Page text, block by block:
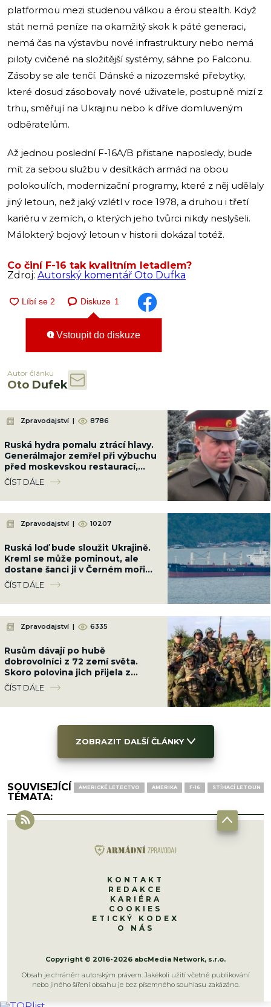
platformou mezi studenou válkou a érou stealth. Když
stát nemá peníze na okamžitý skok k páté generaci,
nemá čas na výstavbu nové infrastruktury nebo nemá
piloty cvičené na složitější systémy, sáhne po Falconu.
Zásoby se ale tenčí. Dánské a nizozemské přebytky,
které dosud zásobovaly nové uživatele, postupně mizí z
trhu, směřují na Ukrajinu nebo k dříve domluveným
odběratelům.
Až jednou poslední F-16A/B přistane naposledy, bude
mít za sebou službu v desítkách armád na obou
polokoulích, modernizační programy, které z něj udělaly
jiný letoun, než jaký vzlétl v roce 1978, a druhou i třetí
kariéru v zemích, o kterých jeho tvůrci nikdy neslyšeli.
Málokterý bojový letoun v historii dokázal totéž.
Co činí F-16 tak kvalitním letadlem?
Zdroj: Autorský komentář Oto Dufka
Diskuze 1
Vstoupit do diskuze
Autor článku
Oto Dufek
Zpravodajství | 8786
Ruská hydra pomalu ztrácí hlavy.
Generálmajor zemřel při výbuchu
před moskevskou restaurací,
když slavil narozeniny šéfa
vzdušných sil
ČÍST DÁLE
Zpravodajství | 10207
Ruská loď bude sloužit Ukrajině.
Kreml se může pominout, ale
dostane šanci ji v Černém moři
potopit
ČÍST DÁLE
Zpravodajství | 6335
Rusům dávají po hubě
dobrovolníci z 72 zemí světa.
Skoro polovina jich přijela z
Latinské Ameriky
ČÍST DÁLE
ZOBRAZIT DALŠÍ ČLÁNKY
SOUVISEJÍCÍ
TÉMATA:
AMERICKÉ LETECTVO AMERIKA F-16 STÍHACÍ LETOUN
KONTAKT
REDAKCE
KARIÉRA
COOKIES
ETICKÝ KODEX
O NÁS
Copyright © 2016-2026 abcMedia Network, s.r.o.
Obsah je chráněn autorským právem. Jakékoli užití včetně publikování
nebo jiného šíření obsahu je bez písemného souhlasu zakázáno.